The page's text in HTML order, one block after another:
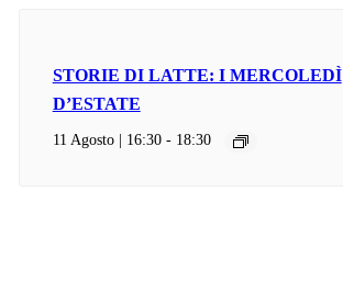
STORIE DI LATTE: I MERCOLEDÌ
D’ESTATE
11 Agosto | 16:30- 18:30